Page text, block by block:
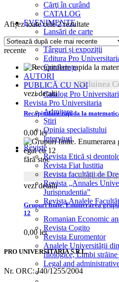
Cărţi în curând
CATALOG
EVENIMENTE
Lansări de carte
Interviuri
Târguri și expoziții
Editura Pro
Conferințe
AUTORI
PUBLICĂ CU NOI
Catalog Pro
Revista Pro Universitaria
Admitere
Știri
Opinia specialistului
Interviuri
Reviste
Revista Etică și
Revista Fiat Iustitia
Revista facultății de
Revista „Annales
Jurisprudentia”
Revista Analele
Romanian Economic
Revista Cogito
Revista Euromentor
Analele Universității
filologice, Limbi străine
Legal and
Afișez toate cele 2 rezultateSortat
după
cele
mai
recente
recente
Răduinea
vezi detalii
Recapitulare rapida la
0,00lei
fără stoc
Răduinea
vezi detalii
Grupuri finite. Enumerarea
12
0,00lei
PRO UNIVERSITARIA S.R.L.
Nr. ORC: J40/1255/2004